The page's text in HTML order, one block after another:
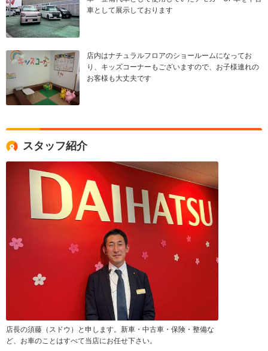
車として展示しております
店内はナチュラルフロアのショールームになってお
り、キッズコーナーもございますので、お子様連れの
お客様も大丈夫です
スタッフ紹介
店長の須藤（スドウ）と申します。新車・中古車・保険・整備な
ど、お車のことはすべて当店にお任せ下さい。